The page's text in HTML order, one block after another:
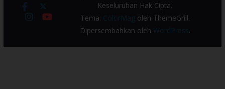
Keseluruhan Hak Cipta.
Tema: ColorMagoleh ThemeGrill.
Dipersembahkan oleh WordPress.